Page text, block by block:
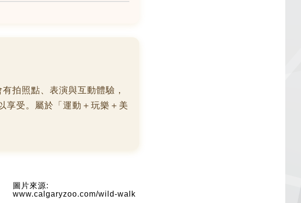
拍照點、表演與互動體驗，
享受。屬於「運動＋玩樂＋美
圖片來源:
www.calgaryzoo.com/wild-walk